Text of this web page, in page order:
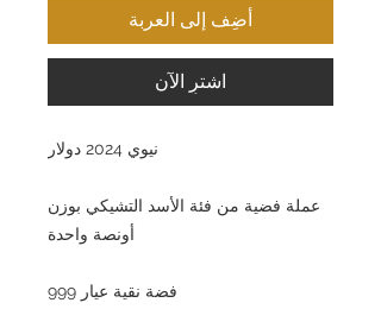
أضِف إلى العربة
اشترِ الآن
نيوي 2024 دولار
عملة فضية من فئة الأسد التشيكي بوزن
أونصة واحدة
فضة نقية عيار 999